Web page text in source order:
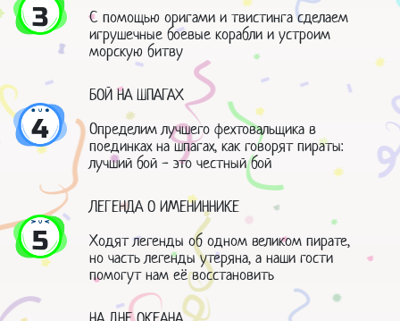
3
С помощью оригами и твистинга сделаем
игрушечные боевые корабли и устроим
морскую битву
4
БОЙ НА ШПАГАХ
Определим лучшего фехтовальщика в
поединках на шпагах, как говорят пираты:
лучший бой - это честный бой
5
ЛЕГЕНДА О ИМЕНИННИКЕ
Ходят легенды об одном великом пирате,
но часть легенды утеряна, а наши гости
помогут нам её восстановить